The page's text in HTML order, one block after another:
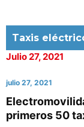
Taxis
Julio 27, 2021
julio 27, 2021
primeros 50